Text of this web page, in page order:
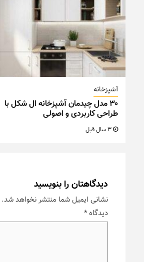
آشپزخانه
۳۰ مدل چیدمان آشپزخانه ال شکل با
طراحی کاربردی و اصولی
دیدگاهتان را بنویسید
نشانی ایمیل شما منتشر نخواهد شد.
دیدگاه*